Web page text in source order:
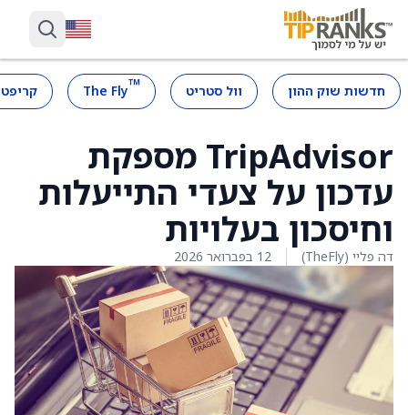
חדשות שוק ההון וול סטריט ™
The Fly
TripAdvisor מספקת
עדכון על צעדי התייעלות
וחיסכון בעלויות
דה פליי (TheFly) 12 בפברואר 2026